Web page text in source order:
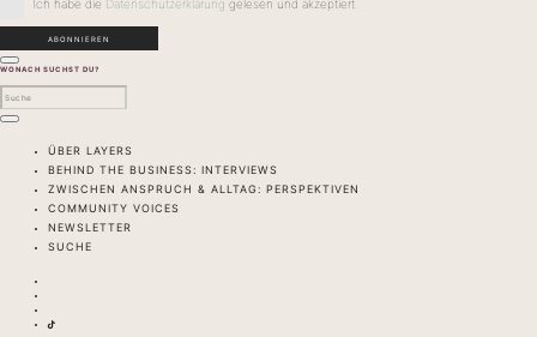
Ich habe die Datenschutzerklärung gelesen und akzeptiert.
WONACH SUCHST DU?
ÜBER LAYERS
BEHIND THE BUSINESS: INTERVIEWS
ZWISCHEN ANSPRUCH & ALLTAG: PERSPEKTIVEN
COMMUNITY VOICES
NEWSLETTER
SUCHE